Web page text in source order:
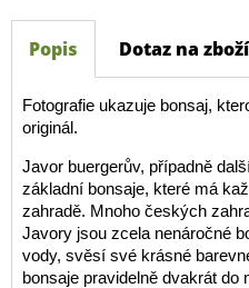
Popis Dotaz na zboží
Fotografie ukazuje bonsaj,
originál.
Javor buergerův, případně
základní bonsaje, které má
zahradě. Mnoho českých
Javory jsou zcela nenáročné
vody, svěsí své krásné
bonsaje pravidelně dvakrát do